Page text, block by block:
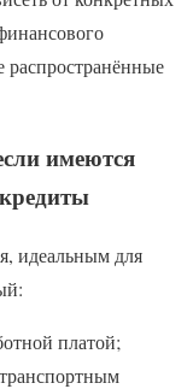
распространённые
имеются
идеальным для
платой;